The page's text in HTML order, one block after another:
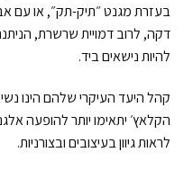
בעזרת מגנט ״תיק-תק״, או עם
דקה, לרוב דמויית שרשרת,
להיות נישאים ביד.
קהל היעד העיקרי שלהם הינו
הקלאץ׳ יתאימו יותר להופעה
לראות גיוון בעיצובים ובצורניות.